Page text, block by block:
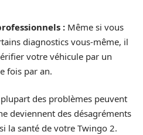
: Même si vous
diagnostics vous-même, il
votre véhicule par un
fois par an.
des problèmes peuvent
deviennent des désagréments
la santé de votre Twingo 2.